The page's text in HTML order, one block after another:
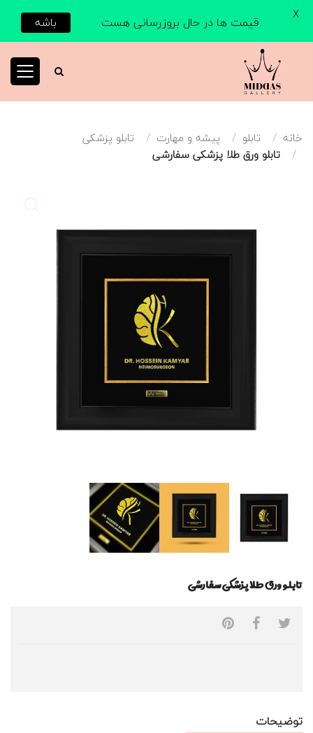
خانه تابلو پیشه و مهارت
تابلو پزشکی
تابلو ورق طلا پزشکی سفارشی
تابلو ورق طلا پزشکی سفارشی
توضیحات
قیمت ها در حال بروزرسانی هست باشه X